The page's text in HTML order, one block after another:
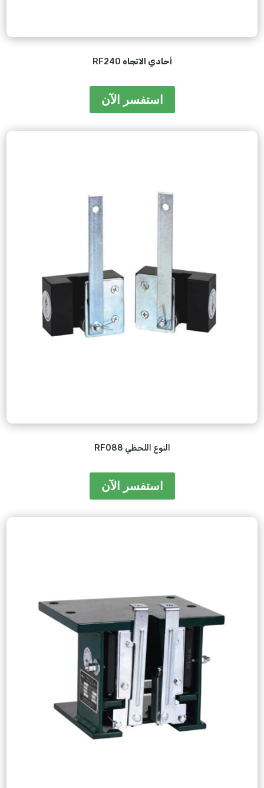
RF240 أحادي الاتجاه
استفسر الآن
RF088 النوع اللحظي
استفسر الآن